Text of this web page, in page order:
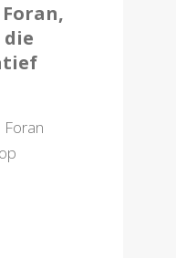
die